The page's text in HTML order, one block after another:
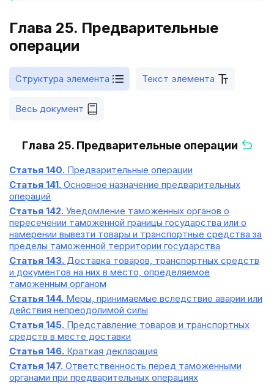
Глава 25. Предварительные
операции
Структура элемента Текст элемента
Весь документ
Глава 25. Предварительные операции
Статья 140. Предварительные операции
Статья 141. Основное назначение предварительных
операций
Статья 142. Уведомление таможенных органов о
пересечении таможенной границы государства или о
намерении вывезти товары и транспортные средства за
пределы таможенной территории государства
Статья 143. Доставка товаров, транспортных средств
и документов на них в место, определяемое
таможенным органом
Статья 144. Меры, принимаемые вследствие аварии или
действия непреодолимой силы
Статья 145. Представление товаров и транспортных
средств в месте доставки
Статья 146. Краткая декларация
Статья 147. Ответственность перед таможенными
органами при предварительных операциях